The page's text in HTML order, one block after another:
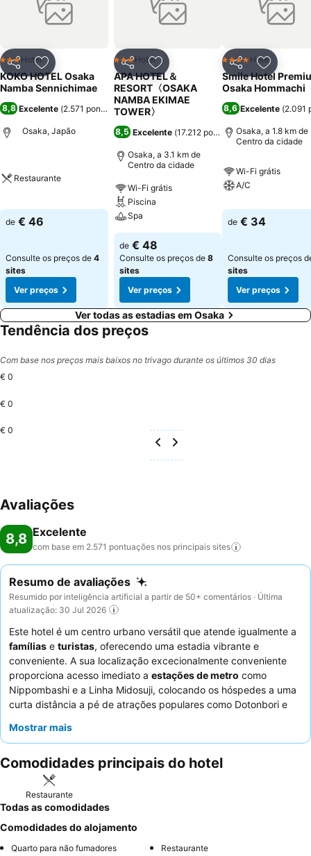
PartilharAdicionar aos favoritos
3 Estrelas
Hotel
KOKO HOTEL Osaka
Namba Sennichimae
8,8 Excelente (2.571 pontuações)
Osaka, Japão
Restaurante
de € 46
Consulte os preços de 4
sites
Ver preços
PartilharAdicionar aos favoritos
3 Estrelas
Hotel
APA HOTEL＆
RESORT〈OSAKA
NAMBA EKIMAE
TOWER〉
8,5 Excelente (17.212 pontuações)
Osaka, a 3.1 km de
Centro da cidade
Wi-Fi grátis
Piscina
Spa
de € 48
Consulte os preços de 8
sites
Ver preços
Partilhar
4 EstrelasHotel
Smile Hotel
Osaka Hommachi
8,6 Excelente (2.091
Osaka, a 1.8 km de
Centro da cidade
Wi-Fi grátis
A/C
de € 34
Consulte os preços
sites
Ver preços
Ver todas as estadias em Osaka
Tendência dos preços
Com base nos preços mais baixos no trivago durante os últimos 30 dias
€ 0
€ 0
€ 0
Avaliações
8,8 Excelente
com base em 2.571 pontuações nos principais sites
Resumo de avaliações
Resumido por inteligência artificial a partir de 50+ comentários · Última
atualização: 30 Jul 2026
Este hotel é um centro urbano versátil que atende igualmente a
famílias e turistas, oferecendo uma estadia vibrante e
conveniente. A sua localização excecionalmente conveniente
proporciona acesso imediato a estações de metro como
Nippombashi e a Linha Midosuji, colocando os hóspedes a uma
curta distância a pé de atrações populares como Dotonbori e
equipados com
hóspedes elogiam consistentemente a natureza atenciosa e
prestativa
almoçocom opções frescas diárias. Para aqueles que
procuram espaço extra, os
Tower são altamente recomendados.
Mostrar mais
Comodidades principais do hotel
Restaurante
Todas as comodidades
Comodidades do alojamento
Quarto para não fumadores Restaurante